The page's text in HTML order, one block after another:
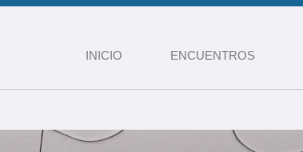
INICIO ENCUENTROS